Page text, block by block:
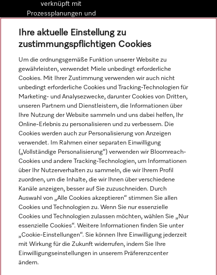
verknüpft mit
Prozessplanungen und
Wirtschaftlichkeitsberechnungen.
Mehr erfahren
Navigation
Service
Ihre aktuelle Einstellung zu
zustimmungspflichtigen Cookies
Um die ordnungsgemäße Funktion unserer Website zu
gewährleisten, verwendet Miele unbedingt erforderliche
Cookies. Mit Ihrer Zustimmung verwenden wir auch nicht
unbedingt erforderliche Cookies und Tracking-Technologien für
Marketing- und Analysezwecke, darunter Cookies von Dritten,
unseren Partnern und Dienstleistern, die Informationen über
Ihre Nutzung der Website sammeln und uns dabei helfen, Ihr
Online-Erlebnis zu personalisieren und zu verbessern. Die
Cookies werden auch zur Personalisierung von Anzeigen
verwendet. Im Rahmen einer separaten Einwilligung
(„Vollständige Personalisierung“) verwenden wir Bloomreach-
Cookies und andere Tracking-Technologien, um Informationen
über Ihr Nutzerverhalten zu sammeln, die wir Ihrem Profil
zuordnen, um die Inhalte, die wir Ihnen über verschiedene
Kanäle anzeigen, besser auf Sie zuzuschneiden. Durch
Auswahl von „Alle Cookies akzeptieren“ stimmen Sie allen
Cookies und Technologien zu. Wenn Sie nur essenzielle
Cookies und Technologien zulassen möchten, wählen Sie „Nur
essenzielle Cookies“. Weitere Informationen finden Sie unter
„Cookie-Einstellungen“. Sie können Ihre Einwilligung jederzeit
mit Wirkung für die Zukunft widerrufen, indem Sie Ihre
Einwilligungseinstellungen in unserem Präferenzcenter
ändern.